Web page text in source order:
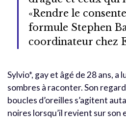
«Rendre le
formule Stephen
coordinateur chez
Sylvio*, gay et âgé de 28 ans, a
sombres à raconter. Son
boucles d’oreilles s’agitent
noires lorsqu’il revient sur son